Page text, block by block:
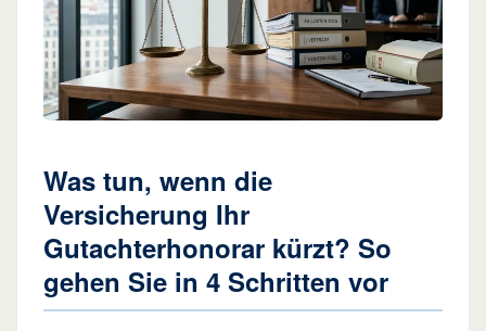
Was tun, wenn die
Versicherung Ihr
Gutachterhonorar kürzt? So
gehen Sie in 4 Schritten vor